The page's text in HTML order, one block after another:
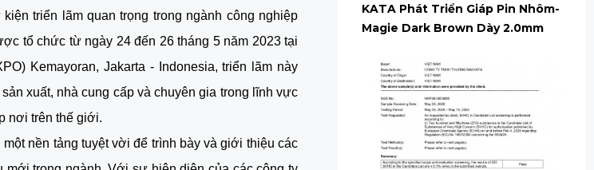
triển lãm quan trọng trong ngành công nghiệp
tổ chức từ ngày 24 đến 26 tháng 5 năm 2023 tại
Kemayoran, Jakarta - Indonesia, triển lãm này
xuất, nhà cung cấp và chuyên gia trong lĩnh vực
nơi trên thế giới.
một nền tảng tuyệt vời để trình bày và giới thiệu các
KATA Phát Triển Giáp Pin Nhôm-
Magie Dark Brown Dày 2.0mm